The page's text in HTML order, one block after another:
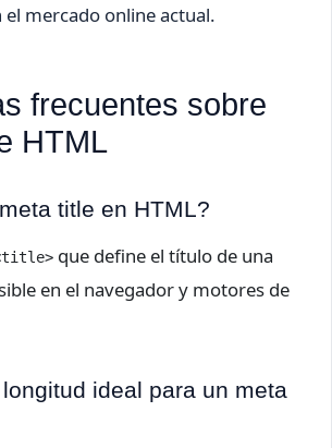
mercado online actual.
frecuentes sobre
HTML
title en HTML?
que define el título de una
en el navegador y motores de
ideal para un meta